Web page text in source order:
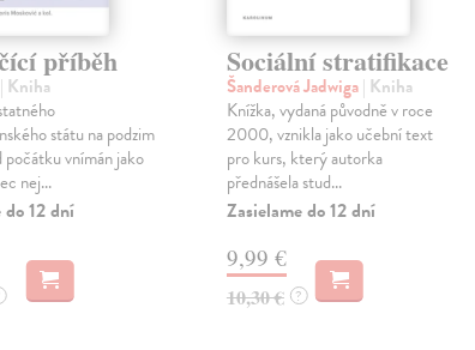
příběh
| Kniha
státu na podzim
počátku vnímán jako
nej...
12 dní
Sociální stratifikace
Šanderová Jadwiga| Kniha
Knížka, vydaná původně v roce
2000, vznikla jako učební text
pro kurs, který autorka
přednášela stud...
Zasielame do 12 dní
9,99 €
10,30 € ?